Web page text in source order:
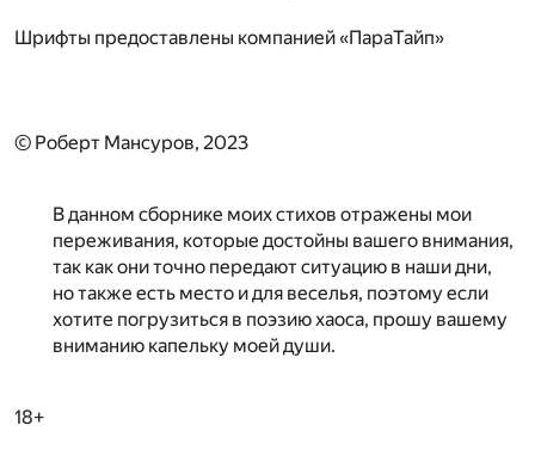
Шрифты предоставлены компанией «ПараТайп»
© Роберт Мансуров, 2023
В данном сборнике моих стихов отражены мои
переживания, которые достойны вашего внимания,
так как они точно передают ситуацию в наши дни,
но также есть место и для веселья, поэтому если
хотите погрузиться в поэзию хаоса, прошу вашему
вниманию капельку моей души.
18+